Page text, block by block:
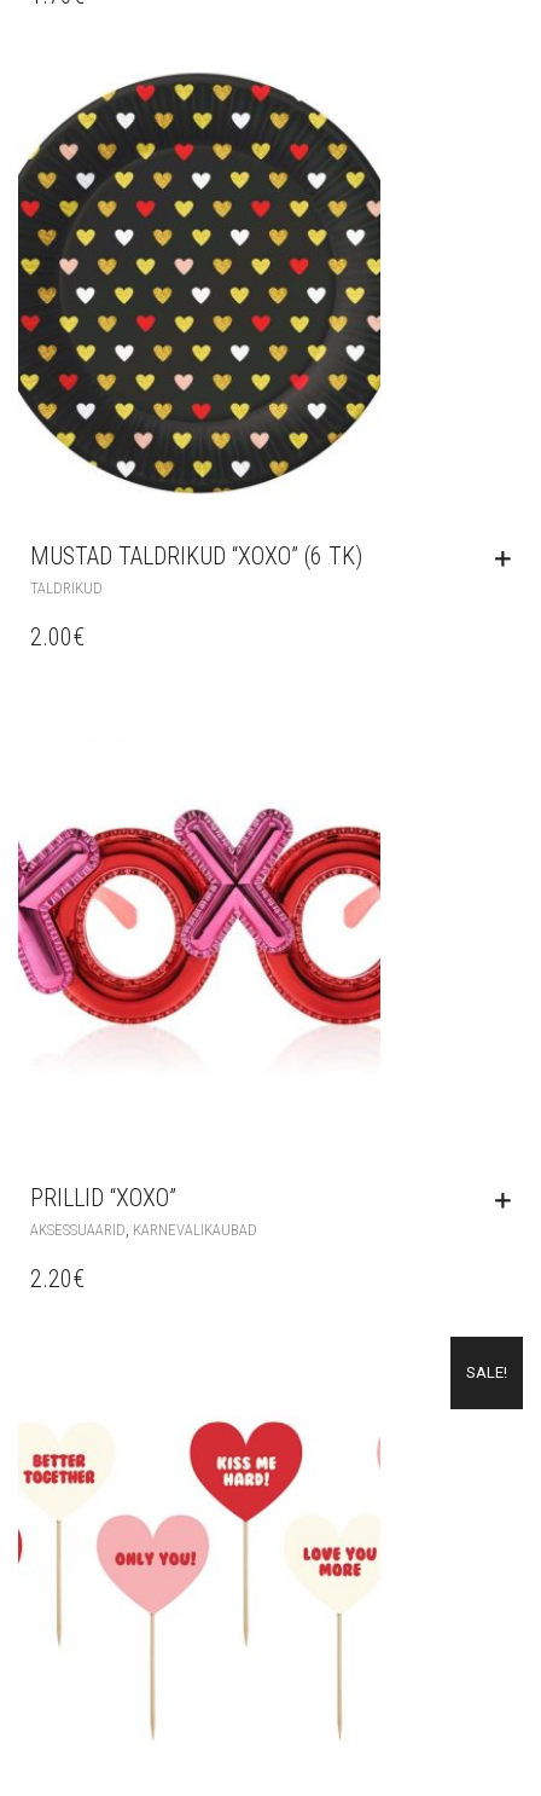
MUSTAD TALDRIKUD “XOXO” (6 TK)
TALDRIKUD
2.00€
PRILLID “XOXO”
AKSESSUAARID KARNEVALIKAUBAD
2.20€
SALE!